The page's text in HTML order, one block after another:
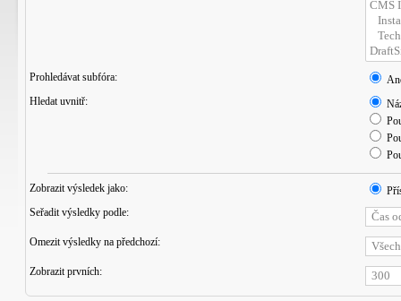
Prohledávat subfóra:
Hledat uvnitř:
Zobrazit výsledek jako:
Seřadit výsledky podle:
Omezit výsledky na předchozí:
Zobrazit prvních: